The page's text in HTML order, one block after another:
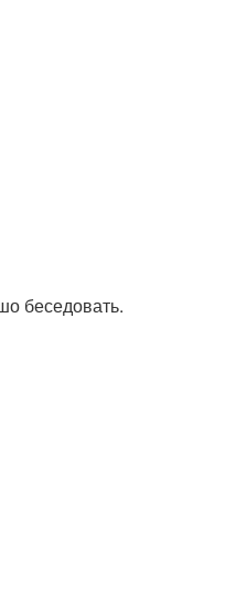
беседовать.